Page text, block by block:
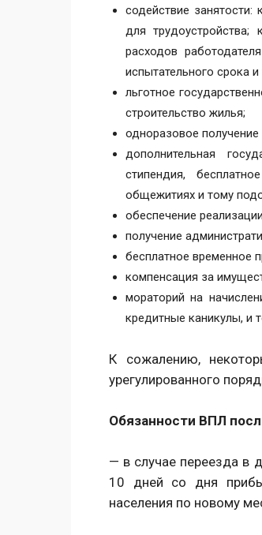
содействие
для трудоустройства;
расходов
испытательного срока
льготное
строительство жилья;
одноразовое
дополнительная
стипендия,
общежитиях и тому
обеспечение
получение
бесплатное временное
компенсация за
мораторий на
кредитные каникулы, и
К сожалению,
урегулированного
Обязанности ВПЛ
— в случае переезда в
10 дней со дня
населения по новому